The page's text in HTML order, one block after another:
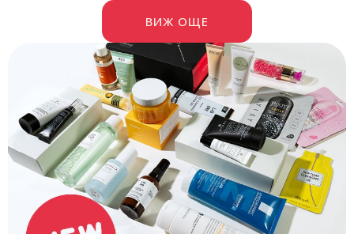
ВИЖ ОЩЕ